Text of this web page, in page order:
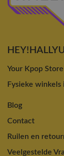
Your Kpop
Fysieke
Blog
Contact
Ruilen en
Veelgestelde